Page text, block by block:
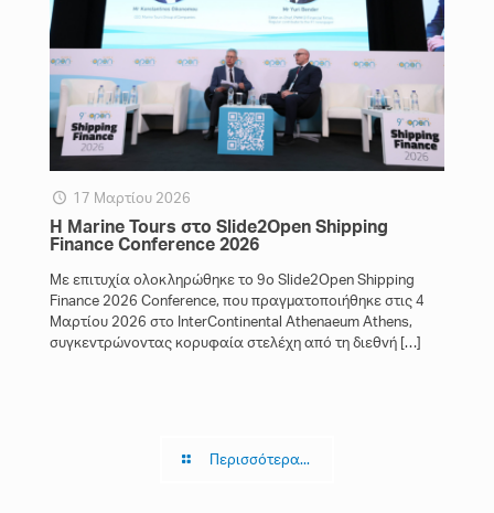
17 Μαρτίου 2026
Η Marine Tours στο Slide2Open Shipping
Finance Conference 2026
Με επιτυχία ολοκληρώθηκε το 9ο Slide2Open Shipping
Finance 2026 Conference, που πραγματοποιήθηκε στις 4
Μαρτίου 2026 στο InterContinental Athenaeum Athens,
συγκεντρώνοντας κορυφαία στελέχη από τη διεθνή […]
Περισσότερα...